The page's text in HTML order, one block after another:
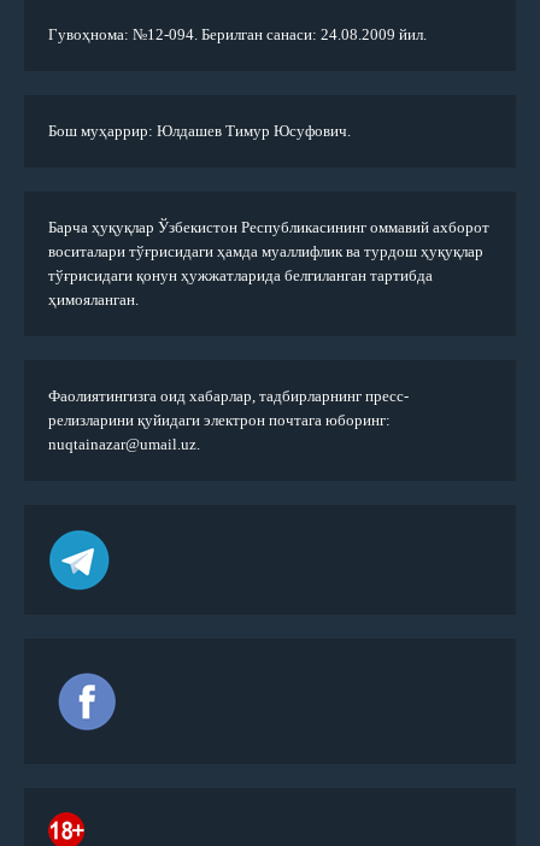
Гувоҳнома: №12-094. Берилган санаси: 24.08.2009 йил.
Бош муҳаррир: Юлдашев Тимур Юсуфович.
Барча ҳуқуқлар Ўзбекистон Республикасининг оммавий ахборот
воситалари тўғрисидаги ҳамда муаллифлик ва турдош ҳуқуқлар
тўғрисидаги қонун ҳужжатларида белгиланган тартибда
ҳимояланган.
Фаолиятингизга оид хабарлар, тадбирларнинг пресс-
релизларини қуйидаги электрон почтага юборинг:
nuqtainazar@umail.uz.